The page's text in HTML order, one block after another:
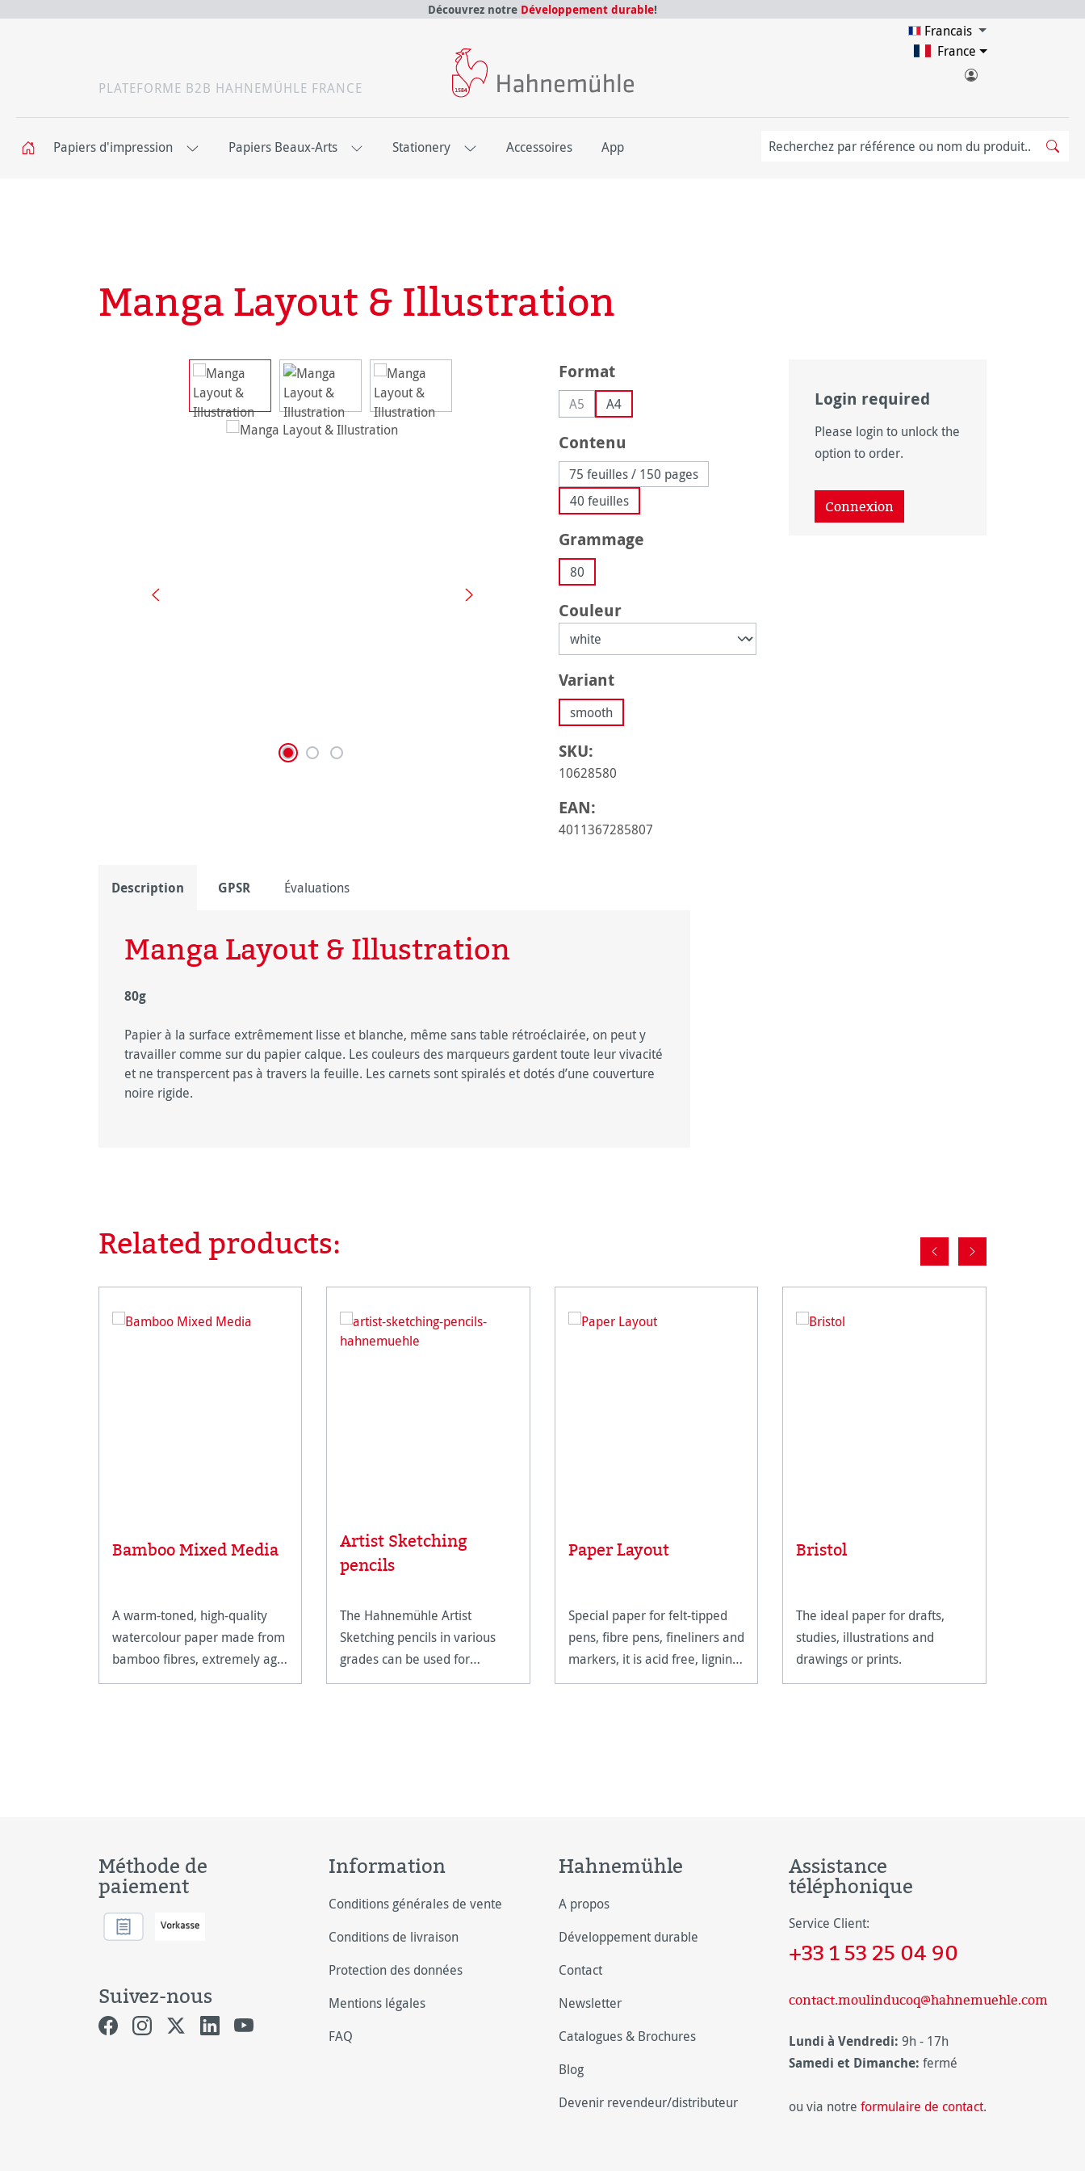
Découvrez notre Développement durable!
PLATEFORME B2B HAHNEMÜHLE FRANCE
Francais
France
Papiers d'impression Papiers Beaux-Arts Stationery Accessoires App
Manga Layout & Illustration
Ignorer la galerie d'images Sélectionnez
Format
A5(Cette option n'est pas disponible pour le moment.)
A4
Sélectionnez
Contenu
75 feuilles / 150 pages
40 feuilles
Sélectionnez
Grammage
80
Sélectionnez
Couleur
Sélectionnez
Variant
smooth
SKU:
10628580
EAN:
4011367285807
Login required
Please login to unlock the
option to order.
Connexion
Description GPSR Évaluations
Manga Layout & Illustration
80g
Papier à la surface extrêmement lisse et blanche, même sans table rétroéclairée, on peut y
travailler comme sur du papier calque. Les couleurs des marqueurs gardent toute leur vivacité
et ne transpercent pas à travers la feuille. Les carnets sont spiralés et dotés d’une couverture
noire rigide.
Ignorer la galerie de produits
Related products:
Bamboo Mixed Media
A warm-toned, high-quality
watercolour paper made from
bamboo fibres, extremely age
resistant and acid free.
Artist Sketching
pencils
The Hahnemühle Artist
Sketching pencils in various
grades can be used for
drawing and sketching large-
Paper Layout
Special paper for felt-tipped
pens, fibre pens, fineliners and
markers, it is acid free, lignin
free and age resistant.
Bristol
The ideal paper for drafts,
studies, illustrations and
drawings or prints.
Méthode de
paiement
Suivez-nous
Information
Conditions générales de vente
Conditions de livraison
Protection des données
Mentions légales
FAQ
Hahnemühle
A propos
Développement durable
Contact
Newsletter
Catalogues & Brochures
Blog
Devenir revendeur/distributeur
Assistance
téléphonique
Service Client:
+33 1 53 25 04 90
contact.moulinducoq@hahnemuehle.com
Lundi à Vendredi: 9h - 17h
Samedi et Dimanche: fermé
ou via notre formulaire de contact.